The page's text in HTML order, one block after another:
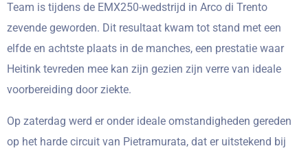
Team is tijdens de EMX250-wedstrijd in Arco di Trento
zevende geworden. Dit resultaat kwam tot stand met een
elfde en achtste plaats in de manches, een prestatie waar
Heitink tevreden mee kan zijn gezien zijn verre van ideale
voorbereiding door ziekte.
Op zaterdag werd er onder ideale omstandigheden gereden
op het harde circuit van Pietramurata, dat er uitstekend bij